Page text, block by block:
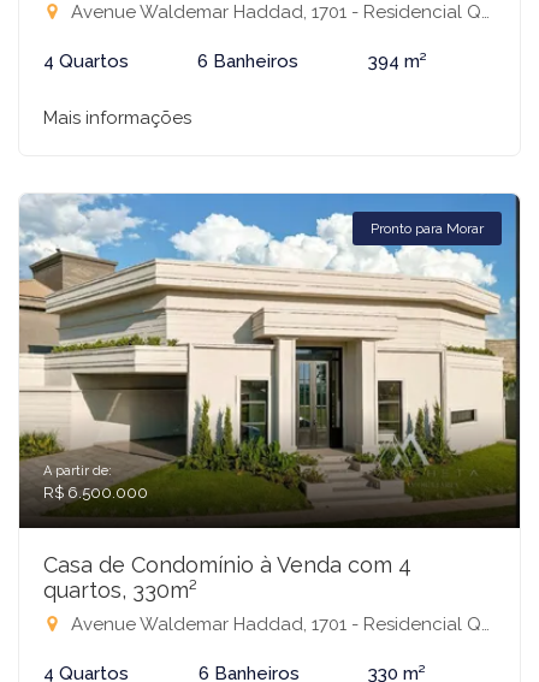
Avenue Waldemar Haddad, 1701 - Residencial Quinta do Golfe Jardins, São José do Rio Preto-SP
4 Quartos 6 Banheiros 394 m²
Mais informações
Pronto para Morar
A partir de:
R$ 6.500.000
Casa de Condomínio à Venda com 4
quartos, 330m²
Avenue Waldemar Haddad, 1701 - Residencial Quinta do Golfe Jardins, São José do Rio Preto-SP
4 Quartos 6 Banheiros 330 m²